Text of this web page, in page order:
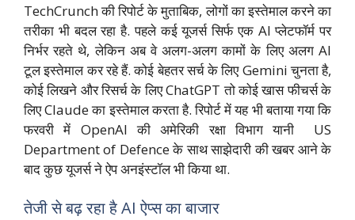
TechCrunch की रिपोर्ट के मुताबिक, लोगों का इस्तेमाल करने का
तरीका भी बदल रहा है. पहले कई यूजर्स सिर्फ एक AI प्लेटफॉर्म पर
निर्भर रहते थे, लेकिन अब वे अलग-अलग कामों के लिए अलग AI
टूल इस्तेमाल कर रहे हैं. कोई बेहतर सर्च के लिए Gemini चुनता है,
कोई लिखने और रिसर्च के लिए ChatGPT तो कोई खास फीचर्स के
लिए Claude का इस्तेमाल करता है. रिपोर्ट में यह भी बताया गया कि
फरवरी में OpenAI की अमेरिकी रक्षा विभाग यानी US
Department of Defence के साथ साझेदारी की खबर आने के
बाद कुछ यूजर्स ने ऐप अनइंस्टॉल भी किया था.
तेजी से बढ़ रहा है AI ऐप्स का बाजार